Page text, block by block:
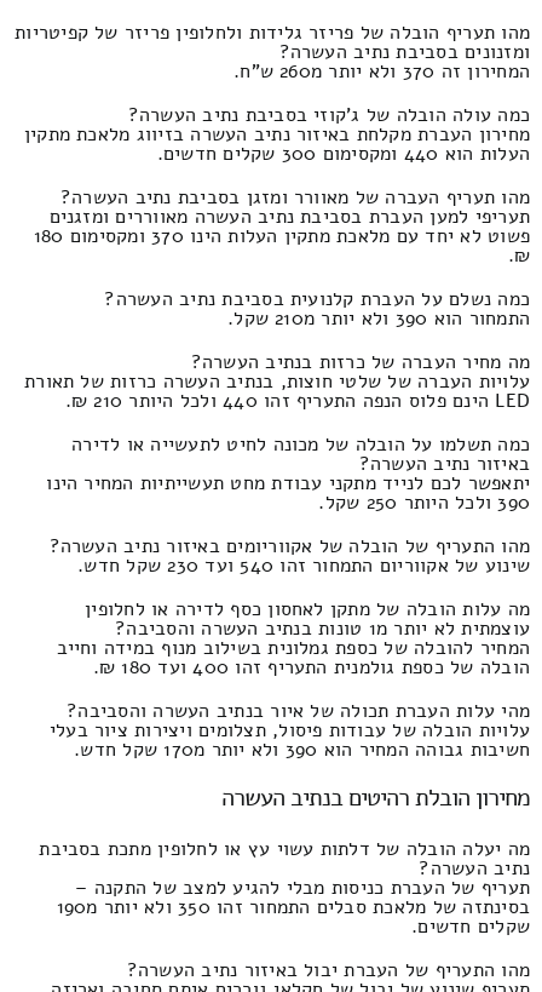
מהו תעריף הובלה של פריזר גלידות ולחלופין פריזר של קפיטריות
ומזנונים בסביבת נתיב העשרה?
המחירון זה 370 ולא יותר מ260 ש"ח.
כמה עולה הובלה של ג'קוזי בסביבת נתיב העשרה?
מחירון העברת מקלחת באיזור נתיב העשרה בזיווג מלאכת מתקין
העלות הוא 440 ומקסימום 300 שקלים חדשים.
מהו תעריף העברה של מאוורר ומזגן בסביבת נתיב העשרה?
תעריפי למען העברת בסביבת נתיב העשרה מאווררים ומזגנים
פשוט לא יחד עם מלאכת מתקין העלות הינו 370 ומקסימום 180
₪.
כמה נשלם על העברת קלנועית בסביבת נתיב העשרה?
התמחור הוא 390 ולא יותר מ210 שקל.
מה מחיר העברה של כרזות בנתיב העשרה?
עלויות העברה של שלטי חוצות, בנתיב העשרה כרזות של תאורת
LED הינם פלוס הנפה התעריף זהו 440 ולכל היותר 210 ₪.
כמה תשלמו על הובלה של מכונה לחיט לתעשייה או לדירה
באיזור נתיב העשרה?
יתאפשר לכם לנייד מתקני עבודת מחט תעשייתיות המחיר הינו
390 ולכל היותר 250 שקל.
מהו התעריף של הובלה של אקווריומים באיזור נתיב העשרה?
שינוע של אקווריום התמחור זהו 540 ועד 230 שקל חדש.
מה עלות הובלה של מתקן לאחסון כסף לדירה או לחלופין
עוצמתית לא יותר מ1 טונות בנתיב העשרה והסביבה?
המחיר להובלה של כספת גמלונית בשילוב מנוף במידה וחייב
הובלה של כספת גולמנית התעריף זהו 400 ועד 180 ₪.
מהי עלות העברת תכולה של איור בנתיב העשרה והסביבה?
עלויות הובלה של עבודות פיסול, תצלומים ויצירות ציור בעלי
חשיבות גבוהה המחיר הוא 390 ולא יותר מ170 שקל חדש.
מחירון הובלת רהיטים בנתיב העשרה
מה יעלה הובלה של דלתות עשוי עץ או לחלופין מתכת בסביבת
נתיב העשרה?
תעריף של העברת כניסות מבלי להגיע למצב של התקנה –
בסינתזה של מלאכת סבלים התמחור זהו 350 ולא יותר מ190
שקלים חדשים.
מהו התעריף של העברת יבול באיזור נתיב העשרה?